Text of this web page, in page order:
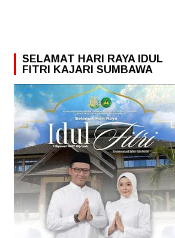
SELAMAT HARI RAYA IDUL
FITRI KAJARI SUMBAWA